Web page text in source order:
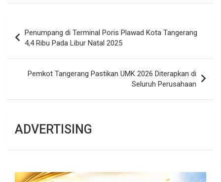
pos
Penumpang di Terminal Poris Plawad Kota Tangerang
4,4 Ribu Pada Libur Natal 2025
Pemkot Tangerang Pastikan UMK 2026 Diterapkan di
Seluruh Perusahaan
ADVERTISING